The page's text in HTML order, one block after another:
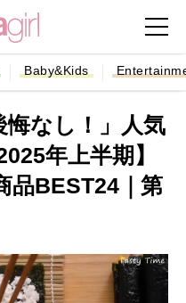
Baby&Kids
悔なし！」人気
年上半期】
品BEST24｜第